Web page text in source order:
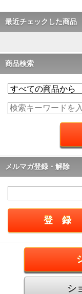
最近チェックした商品
商品検索
メルマガ登録・解除
シ